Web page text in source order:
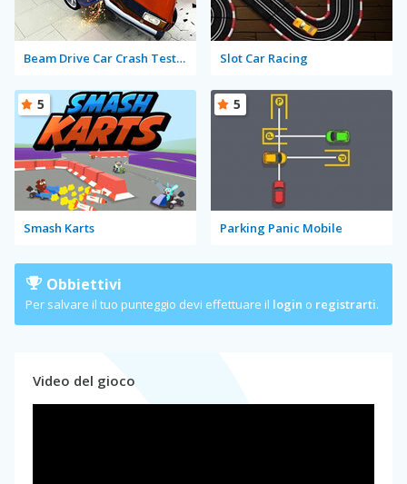
Beam Drive Car Crash Test Simulator Slot Car Racing
Smash Karts
5
Parking Panic Mobile
5
Obbiettivi
Per salvare il tuo punteggio devi effettuare il login o registrarti.
Video del gioco